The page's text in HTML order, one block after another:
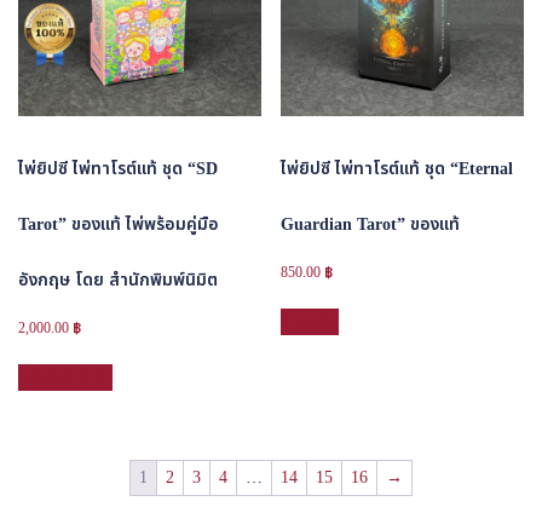
ไพ่ยิปซี ไพ่ทาโรต์แท้ ชุด “SD
Tarot” ของแท้ ไพ่พร้อมคู่มือ
อังกฤษ โดย สำนักพิมพ์นิมิต
2,000.00 ฿
ไพ่ยิปซี ไพ่ทาโรต์แท้ ชุด “Eternal
Guardian Tarot” ของแท้
850.00 ฿
1 2 3 4 … 14 15 16 →